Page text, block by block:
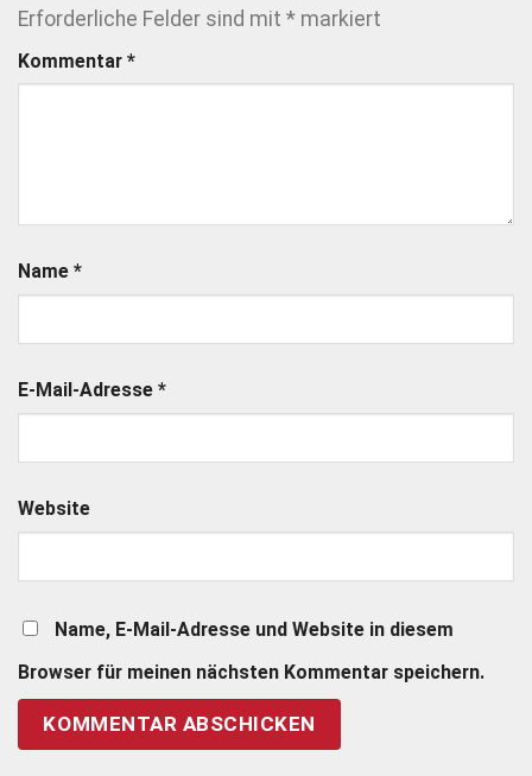
Erforderliche Felder sind mit * markiert
Kommentar *
Name *
E-Mail-Adresse *
Website
Name, E-Mail-Adresse und Website in diesem
Browser für meinen nächsten Kommentar speichern.